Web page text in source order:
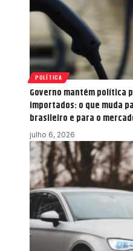
POLÍTICA
Governo mantém política
importados: o que muda
brasileiro e para o
julho 6, 2026